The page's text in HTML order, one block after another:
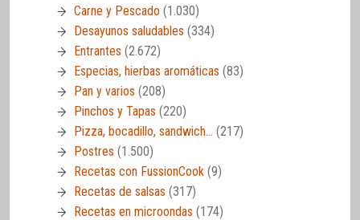
Carne y Pescado (1.030)
Desayunos saludables (334)
Entrantes (2.672)
Especias, hierbas aromáticas (83)
Pan y varios (208)
Pinchos y Tapas (220)
Pizza, bocadillo, sandwich… (217)
Postres (1.500)
Recetas con FussionCook (9)
Recetas de salsas (317)
Recetas en microondas (174)